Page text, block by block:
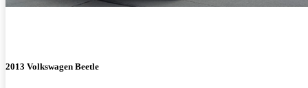
2013 Volkswagen Beetle